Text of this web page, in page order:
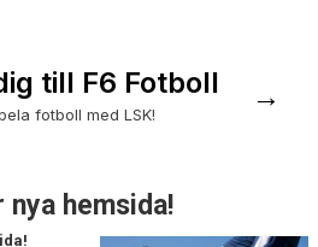
till F6 Fotboll
fotboll med LSK!
→
hemsida!